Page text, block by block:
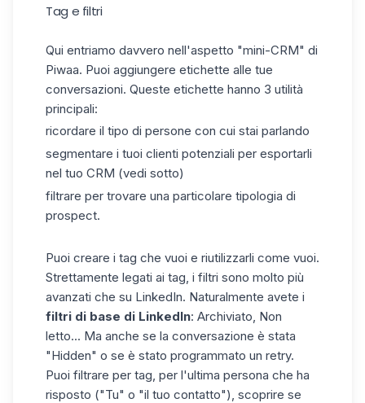
Tag e filtri
Qui entriamo davvero nell'aspetto "mini-CRM" di
Piwaa. Puoi aggiungere etichette alle tue
conversazioni. Queste etichette hanno 3 utilità
principali:
ricordare il tipo di persone con cui stai parlando
segmentare i tuoi clienti potenziali per esportarli
nel tuo CRM (vedi sotto)
filtrare per trovare una particolare tipologia di
prospect.
Puoi creare i tag che vuoi e riutilizzarli come vuoi.
Strettamente legati ai tag, i filtri sono molto più
avanzati che su LinkedIn. Naturalmente avete i
filtri di base di LinkedIn: Archiviato, Non
letto... Ma anche se la conversazione è stata
"Hidden" o se è stato programmato un retry.
Puoi filtrare per tag, per l'ultima persona che ha
risposto ("Tu" o "il tuo contatto"), scoprire se